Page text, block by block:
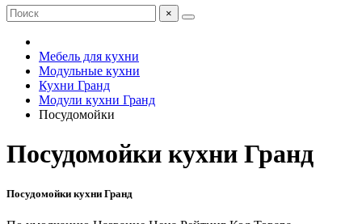
×
Мебель для кухни
Модульные кухни
Кухни Гранд
Модули кухни Гранд
Посудомойки
Посудомойки кухни Гранд
Посудомойки кухни Гранд